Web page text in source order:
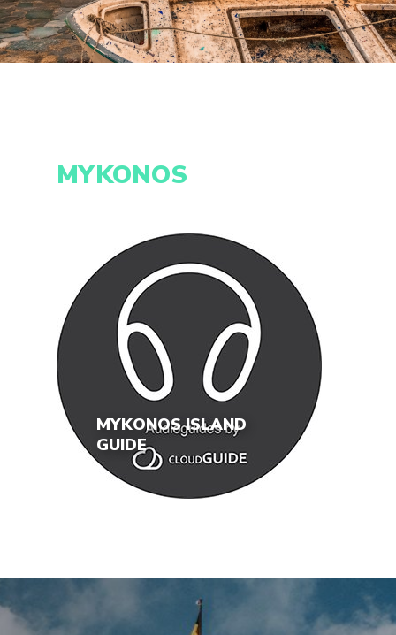
MYKONOS
MYKONOS ISLAND
GUIDE